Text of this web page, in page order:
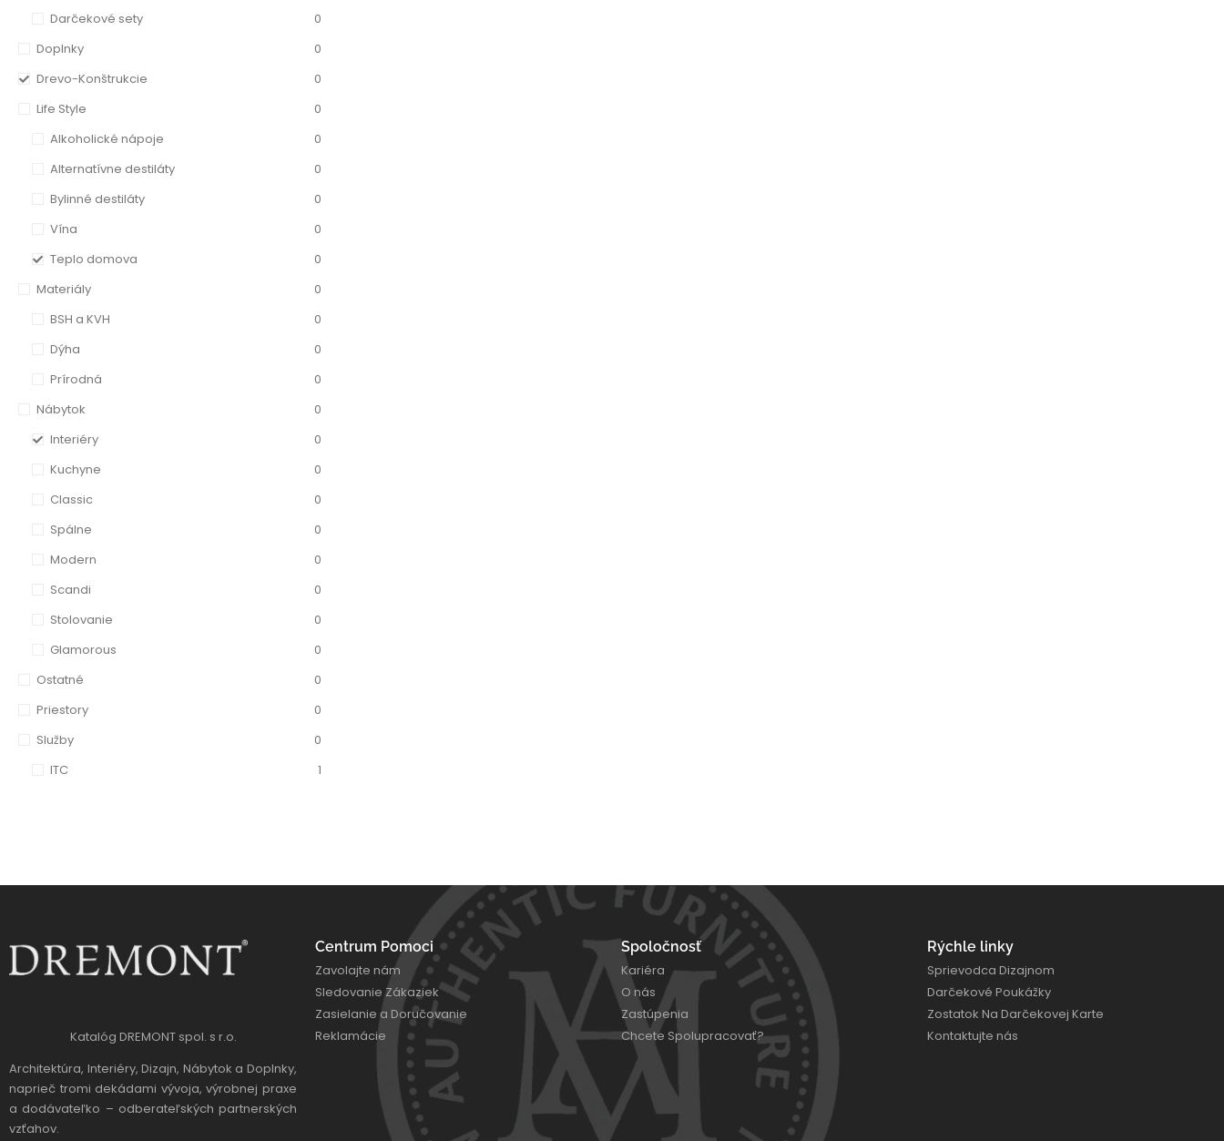
Darčekové sety
0
Doplnky
0
Drevo-Konštrukcie
0
Life Style
0
Alkoholické nápoje
0
Alternatívne destiláty
0
Bylinné destiláty
0
Vína
0
Teplo domova
0
Materiály
0
BSH a KVH
0
Dýha
0
Prírodná
0
Nábytok
0
Interiéry
0
Kuchyne
0
Classic
0
Spálne
0
Modern
0
Scandi
0
Stolovanie
0
Glamorous
0
Ostatné
0
Priestory
0
Služby
0
ITC
1
Katalóg DREMONT spol. s r.o.
Architektúra, Interiéry, Dizajn, Nábytok a Doplnky,
naprieč tromi dekádami vývoja, výrobnej praxe
a dodávateľko – odberateľských partnerských
vzťahov.
Centrum Pomoci
Zavolajte nám
Sledovanie Zákaziek
Zasielanie a Doručovanie
Reklamácie
Spoločnosť
Kariéra
O nás
Zastúpenia
Chcete Spolupracovať?
Rýchle linky
Sprievodca Dizajnom
Darčekové Poukážky
Zostatok Na Darčekovej Karte
Kontaktujte nás